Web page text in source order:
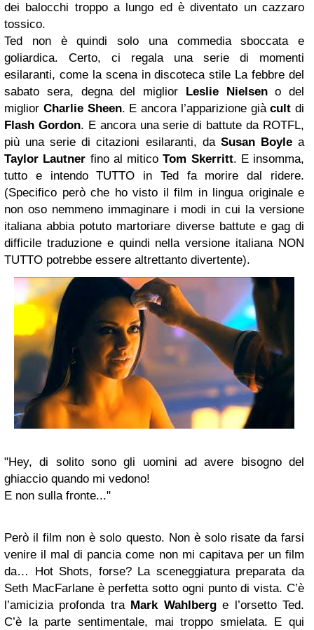
dei balocchi troppo a lungo ed è diventato un cazzaro
tossico.
Ted non è quindi solo una commedia sboccata e
goliardica. Certo, ci regala una serie di momenti
esilaranti, come la scena in discoteca stile La febbre del
sabato sera, degna del miglior Leslie Nielseno del
miglior Charlie Sheen. E ancora l’apparizione giàcult di
Flash Gordon. E ancora una serie di battute da ROTFL,
più una serie di citazioni esilaranti, da Susan Boylea
Taylor Lautner fino al miticoTom Skerritt. E insomma,
tutto e intendo TUTTO in Ted fa morire dal ridere.
(Specifico però che ho visto il film in lingua originale e
non oso nemmeno immaginare i modi in cui la versione
italiana abbia potuto martoriare diverse battute e gag di
difficile traduzione e quindi nella versione italiana NON
TUTTO potrebbe essere altrettanto divertente).
"Hey, di solito sono gli uomini ad avere bisogno del
ghiaccio quando mi vedono!
E non sulla fronte..."
Però il film non è solo questo. Non è solo risate da farsi
venire il mal di pancia come non mi capitava per un film
da… Hot Shots, forse? La sceneggiatura preparata da
Seth MacFarlane è perfetta sotto ogni punto di vista. C’è
l’amicizia profonda tra Mark Wahlberge l’orsetto Ted.
C’è la parte sentimentale, mai troppo smielata. E qui